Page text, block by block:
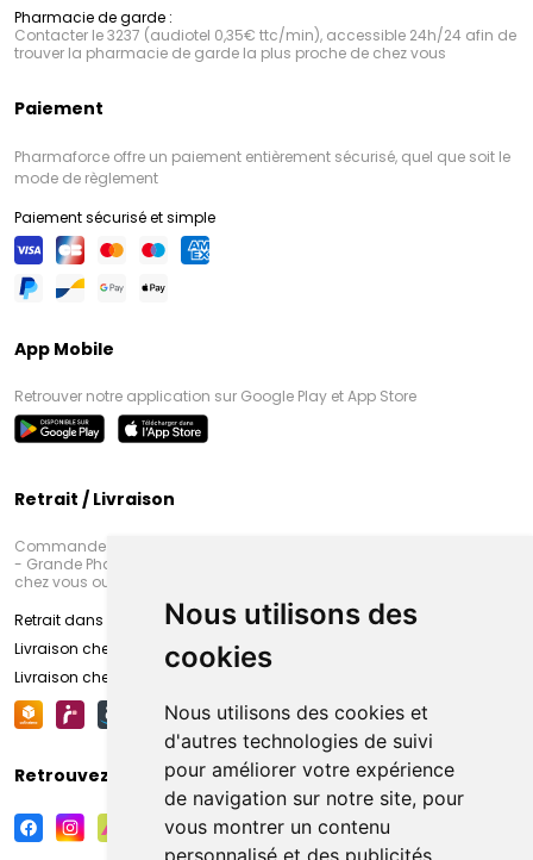
Nous utilisons des
cookies
Nous utilisons des cookies et
d'autres technologies de suivi
pour améliorer votre expérience
de navigation sur notre site, pour
vous montrer un contenu
personnalisé et des publicités
Pharmacie de garde :
Contacter le 3237 (audiotel 0,35€ ttc/min), accessible 24h/24 afin de
trouver la pharmacie de garde la plus proche de chez vous
Paiement
Pharmaforce offre un paiement entièrement sécurisé, quel que soit le
mode de règlement
Paiement sécurisé et simple
App Mobile
Retrouver notre application sur Google Play et App Store
Retrait / Livraison
Commandez en ligne et venez chercher votre commande à Amiens
- Grande Pharmacie d’Amiens (Fachon) ou recevez-là rapidement
chez vous ou en point retrait
Retrait dans la pharmacie d’Amiens
Livraison chez vous
Livraison chez votre commerçant
Retrouvez-nous sur vos réseaux sociaux